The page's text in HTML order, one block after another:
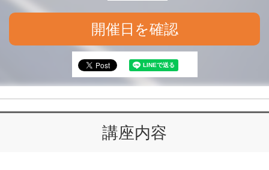
開催日を確認
講座内容